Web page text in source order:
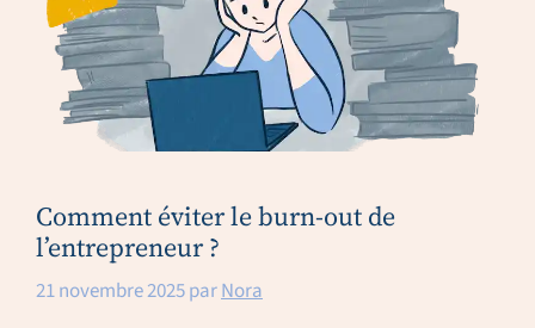
Comment éviter le burn-out de
l’entrepreneur ?
21 novembre 2025parNora